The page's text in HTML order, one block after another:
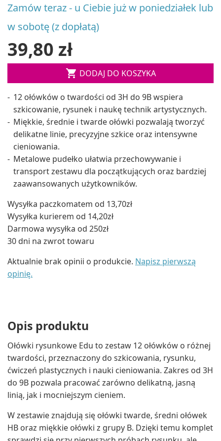
Zamów teraz - u Ciebie już w poniedziałek lub
w sobotę (z dopłatą)
39,80 zł
 DODAJ DO KOSZYKA
12 ołówków o twardości od 3H do 9B wspiera
szkicowanie, rysunek i naukę technik artystycznych.
Miękkie, średnie i twarde ołówki pozwalają tworzyć
delikatne linie, precyzyjne szkice oraz intensywne
cieniowania.
Metalowe pudełko ułatwia przechowywanie i
transport zestawu dla początkujących oraz bardziej
zaawansowanych użytkowników.
Wysyłka paczkomatem od 13,70zł
Wysyłka kurierem od 14,20zł
Darmowa wysyłka od 250zł
30 dni na zwrot towaru
Aktualnie brak opinii o produkcie. Napisz pierwszą
opinię.
Opis produktu
Ołówki rysunkowe Edu to zestaw 12 ołówków o różnej
twardości, przeznaczony do szkicowania, rysunku,
ćwiczeń plastycznych i nauki cieniowania. Zakres od 3H
do 9B pozwala pracować zarówno delikatną, jasną
linią, jak i mocniejszym cieniem.
W zestawie znajdują się ołówki twarde, średni ołówek
HB oraz miękkie ołówki z grupy B. Dzięki temu komplet